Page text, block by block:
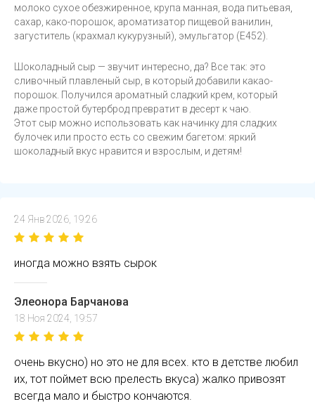
молоко сухое обезжиренное, крупа манная, вода питьевая,
сахар, како-порошок, ароматизатор пищевой ванилин,
загуститель (крахмал кукурузный), эмульгатор (Е452).
Шоколадный сыр — звучит интересно, да? Все так: это
сливочный плавленый сыр, в который добавили какао-
порошок. Получился ароматный сладкий крем, который
даже простой бутерброд превратит в десерт к чаю.
Этот сыр можно использовать как начинку для сладких
булочек или просто есть со свежим багетом: яркий
шоколадный вкус нравится и взрослым, и детям!
24 Янв 2026, 19:26
иногда можно взять сырок
Элеонора Барчанова
18 Ноя 2024, 19:57
очень вкусно) но это не для всех. кто в детстве любил
их, тот поймет всю прелесть вкуса) жалко привозят
всегда мало и быстро кончаются.